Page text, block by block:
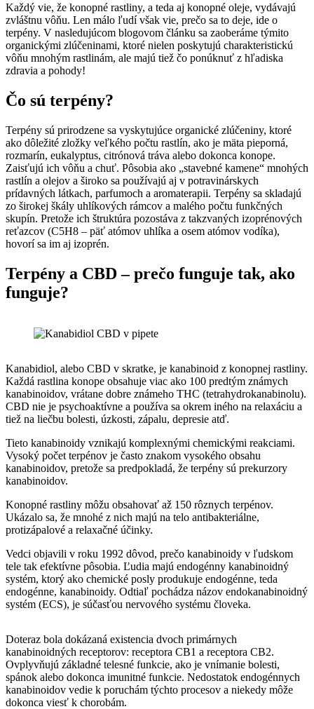
Každý vie, že konopné rastliny, a teda aj konopné oleje, vydávajú
zvláštnu vôňu. Len málo ľudí však vie, prečo sa to deje, ide o
terpény. V nasledujúcom blogovom článku sa zaoberáme týmito
organickými zlúčeninami, ktoré nielen poskytujú charakteristickú
vôňu mnohým rastlinám, ale majú tiež čo ponúknuť z hľadiska
zdravia a pohody!
Čo sú terpény?
Terpény sú prirodzene sa vyskytujúce organické zlúčeniny, ktoré
ako dôležité zložky veľkého počtu rastlín, ako je mäta pieporná,
rozmarín, eukalyptus, citrónová tráva alebo dokonca konope.
Zaisťujú ich vôňu a chuť. Pôsobia ako „stavebné kamene“ mnohých
rastlín a olejov a široko sa používajú aj v potravinárskych
prídavných látkach, parfumoch a aromaterapii. Terpény sa skladajú
zo širokej škály uhlíkových rámcov a malého počtu funkčných
skupín. Pretože ich štruktúra pozostáva z takzvaných izoprénových
reťazcov (C5H8 – päť atómov uhlíka a osem atómov vodíka),
hovorí sa im aj izoprén.
Terpény a CBD – prečo funguje tak, ako
funguje?
Kanabidiol, alebo CBD v skratke, je kanabinoid z konopnej rastliny.
Každá rastlina konope obsahuje viac ako 100 predtým známych
kanabinoidov, vrátane dobre známeho THC (tetrahydrokanabinolu).
CBD nie je psychoaktívne a používa sa okrem iného na relaxáciu a
tiež na liečbu bolesti, úzkosti, zápalu, depresie atď.
Tieto kanabinoidy vznikajú komplexnými chemickými reakciami.
Vysoký počet terpénov je často znakom vysokého obsahu
kanabinoidov, pretože sa predpokladá, že terpény sú prekurzory
kanabinoidov.
Konopné rastliny môžu obsahovať až 150 rôznych terpénov.
Ukázalo sa, že mnohé z nich majú na telo antibakteriálne,
protizápalové a relaxačné účinky.
Vedci objavili v roku 1992 dôvod, prečo kanabinoidy v ľudskom
tele tak efektívne pôsobia. Ľudia majú endogénny kanabinoidný
systém, ktorý ako chemické posly produkuje endogénne, teda
endogénne, kanabinoidy. Odtiaľ pochádza názov endokanabinoidný
systém (ECS), je súčasťou nervového systému človeka.
Doteraz bola dokázaná existencia dvoch primárnych
kanabinoidných receptorov: receptora CB1 a receptora CB2.
Ovplyvňujú základné telesné funkcie, ako je vnímanie bolesti,
spánok alebo dokonca imunitné funkcie. Nedostatok endogénnych
kanabinoidov vedie k poruchám týchto procesov a niekedy môže
dokonca viesť k chorobám.